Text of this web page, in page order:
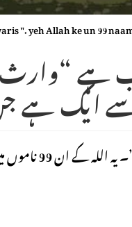
". yeh Allah ke un 99
ایک ہے
جن کا قرآن میں ذکر ہے۔